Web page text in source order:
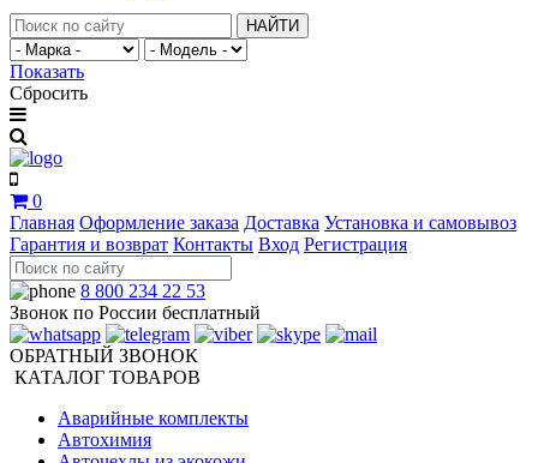
НАЙТИ
Показать
Сбросить
0
Главная Оформление заказа Доставка Установка и самовывоз
Гарантия и возврат Контакты Вход Регистрация
8 800 234 22 53
Звонок по России бесплатный
ОБРАТНЫЙ ЗВОНОК
КАТАЛОГ ТОВАРОВ
Аварийные комплекты
Автохимия